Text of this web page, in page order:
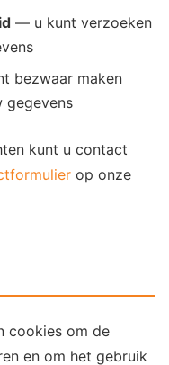
— u kunt verzoeken
bezwaar maken
gegevens
kunt u contact
op onze
cookies om de
en om het gebruik